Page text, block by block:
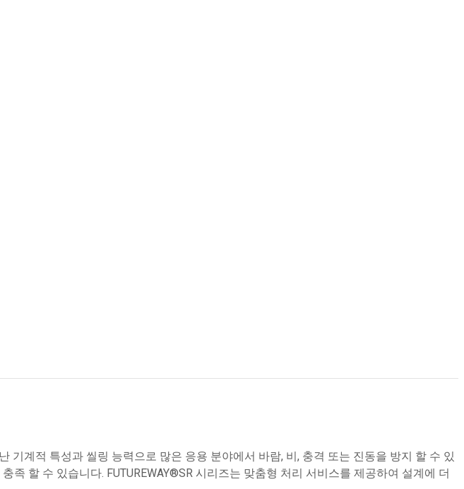
기계적 특성과 씰링 능력으로 많은 응용 분야에서 바람, 비, 충격 또는 진동을 방지 할 수 있
할 수 있습니다. FUTUREWAY®SR 시리즈는 맞춤형 처리 서비스를 제공하여 설계에 더